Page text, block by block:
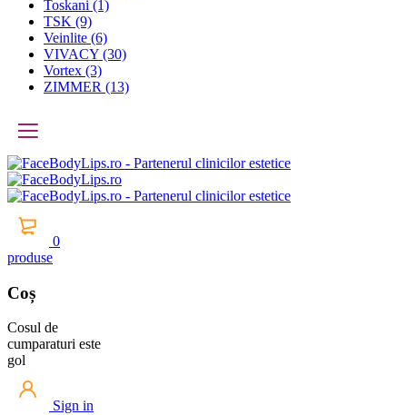
Toskani (1)
TSK (9)
Veinlite (6)
VIVACY (30)
Vortex (3)
ZIMMER (13)
0
produse
Coș
Cosul de
cumparaturi este
gol
Sign in